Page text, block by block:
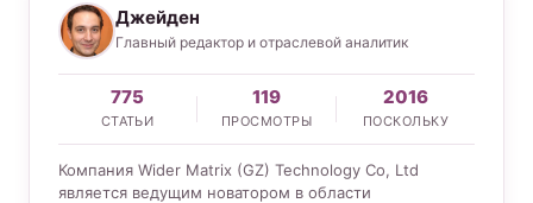
Джейден
Главный редактор и отраслевой аналитик
775
СТАТЬИ
119
ПРОСМОТРЫ
2016
ПОСКОЛЬКУ
Компания Wider Matrix (GZ) Technology Co, Ltd
является ведущим новатором в области